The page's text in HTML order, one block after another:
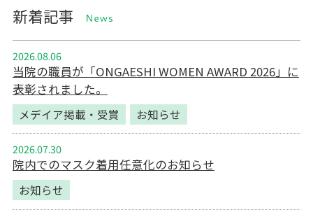
新着記事
当院の職員が「ONGAESHI WOMEN AWARD 2026」に
表彰されました。
2026.08.06
メデイア掲載・受賞 お知らせ
院内でのマスク着用任意化のお知らせ
2026.07.30
お知らせ